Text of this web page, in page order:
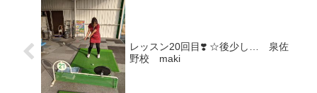
レッスン20回目❣️ ☆後少し… 泉佐
野校 maki